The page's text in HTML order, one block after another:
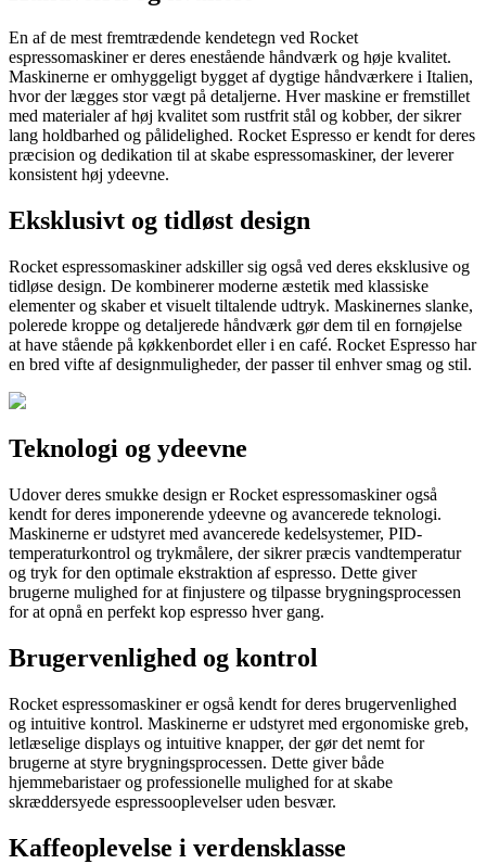
En af de mest fremtrædende kendetegn ved Rocket
espressomaskiner er deres enestående håndværk og høje kvalitet.
Maskinerne er omhyggeligt bygget af dygtige håndværkere i Italien,
hvor der lægges stor vægt på detaljerne. Hver maskine er fremstillet
med materialer af høj kvalitet som rustfrit stål og kobber, der sikrer
lang holdbarhed og pålidelighed. Rocket Espresso er kendt for deres
præcision og dedikation til at skabe espressomaskiner, der leverer
konsistent høj ydeevne.
Eksklusivt og tidløst design
Rocket espressomaskiner adskiller sig også ved deres eksklusive og
tidløse design. De kombinerer moderne æstetik med klassiske
elementer og skaber et visuelt tiltalende udtryk. Maskinernes slanke,
polerede kroppe og detaljerede håndværk gør dem til en fornøjelse
at have stående på køkkenbordet eller i en café. Rocket Espresso har
en bred vifte af designmuligheder, der passer til enhver smag og stil.
Teknologi og ydeevne
Udover deres smukke design er Rocket espressomaskiner også
kendt for deres imponerende ydeevne og avancerede teknologi.
Maskinerne er udstyret med avancerede kedelsystemer, PID-
temperaturkontrol og trykmålere, der sikrer præcis vandtemperatur
og tryk for den optimale ekstraktion af espresso. Dette giver
brugerne mulighed for at finjustere og tilpasse brygningsprocessen
for at opnå en perfekt kop espresso hver gang.
Brugervenlighed og kontrol
Rocket espressomaskiner er også kendt for deres brugervenlighed
og intuitive kontrol. Maskinerne er udstyret med ergonomiske greb,
letlæselige displays og intuitive knapper, der gør det nemt for
brugerne at styre brygningsprocessen. Dette giver både
hjemmebaristaer og professionelle mulighed for at skabe
skræddersyede espressooplevelser uden besvær.
Kaffeoplevelse i verdensklasse